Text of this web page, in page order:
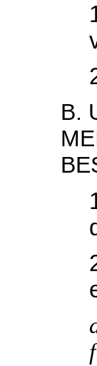
B.